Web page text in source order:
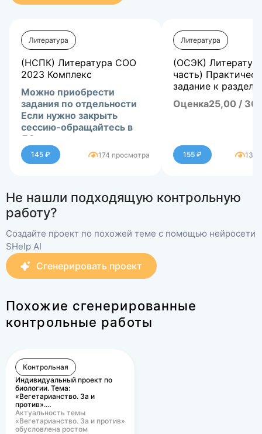
Литература
(НСПК) Литература СОО
2023 Комплекс
Можно приобрести
задания по отдельности
Если нужно закрыть
сессию-обращайтесь в
ЛС.
145 ₽ 174 просмотра
Литература
(ОСЭК)
часть)
задание к разделу
Оценка25,00 /
155 ₽ 139
Не нашли подходящую контрольную
работу?
Создайте проект по похожей теме с помощью нейросети
SHelp AI
Сгенерировать проект
Похожие сгенерированные
контрольные работы
Контрольная
Индивидуальный проект по
биологии. Тема:
«Вегетарианство. За и
против».…
Актуальность темы
«Вегетарианство. За и против»
обусловлена ростом